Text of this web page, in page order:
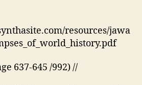
carte
de
l’Europe
resources/jawa
637-645 /992) //